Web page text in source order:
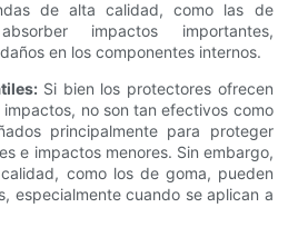
de alta calidad, como las de
impactos importantes,
en los componentes internos.
Si bien los protectores ofrecen
no son tan efectivos como
principalmente para proteger
e impactos menores. Sin embargo,
como los de goma, pueden
especialmente cuando se aplican a